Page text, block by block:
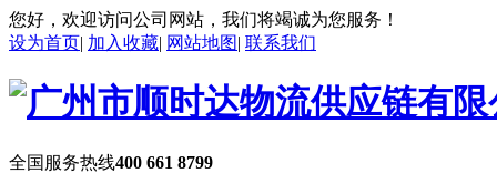
您好，欢迎访问公司网站，我们将竭诚为您服务！
设为首页| 加入收藏| 网站地图| 联系我们
全国服务热线400 661 8799